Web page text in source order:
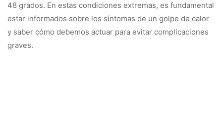
48 grados. En estas condiciones extremas, es fundamental
estar informados sobre los síntomas de un golpe de calor
y saber cómo debemos actuar para evitar complicaciones
graves.